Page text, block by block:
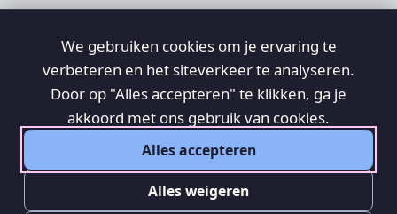
Doneer
Word lid
Vrijwilligers
We gebruiken cookies om je ervaring te
verbeteren en het siteverkeer te analyseren.
Door op "Alles accepteren" te klikken, ga je
akkoord met ons gebruik van cookies.
Alles accepteren
Alles weigeren